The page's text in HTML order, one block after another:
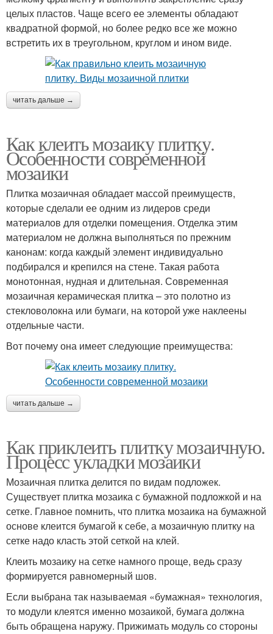
целых пластов. Чаще всего ее элементы обладают
квадратной формой, но более редко все же можно
встретить их в треугольном, круглом и ином виде.
читать дальше →
Как клеить мозаику плитку.
Особенности современной
мозаики
Плитка мозаичная обладает массой преимуществ,
которые сделали ее одним из лидеров среди
материалов для отделки помещения. Отделка этим
материалом не должна выполняться по прежним
канонам: когда каждый элемент индивидуально
подбирался и крепился на стене. Такая работа
монотонная, нудная и длительная. Современная
мозаичная керамическая плитка – это полотно из
стекловолокна или бумаги, на которой уже наклеены
отдельные части.
Вот почему она имеет следующие преимущества:
читать дальше →
Как приклеить плитку мозаичную.
Процесс укладки мозаики
Мозаичная плитка делится по видам подложек.
Существует плитка мозаика с бумажной подложкой и на
сетке. Главное помнить, что плитка мозаика на бумажной
основе клеится бумагой к себе, а мозаичную плитку на
сетке надо класть этой сеткой на клей.
Клеить мозаику на сетке намного проще, ведь сразу
формируется равномерный шов.
Если выбрана так называемая «бумажная» технология,
то модули клеятся именно мозаикой, бумага должна
быть обращена наружу. Прижимать модуль со стороны